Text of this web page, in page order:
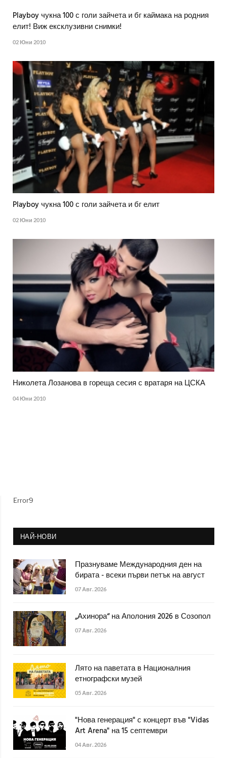
Playboy чукна 100 с голи зайчета и бг каймака на родния
елит! Виж ексклузивни снимки!
02 Юни 2010
Playboy чукна 100 с голи зайчета и бг елит
02 Юни 2010
Николета Лозанова в гореща сесия с вратаря на ЦСКА
04 Юни 2010
Error9
НАЙ-НОВИ
Празнуваме Международния ден на
бирата - всеки първи петък на август
07 Авг. 2026
„Ахинора“ на Аполония 2026 в Созопол
07 Авг. 2026
Лято на паветата в Националния
етнографски музей
05 Авг. 2026
"Нова генерация" с концерт във "Vidas
Art Arena" на 15 септември
04 Авг. 2026